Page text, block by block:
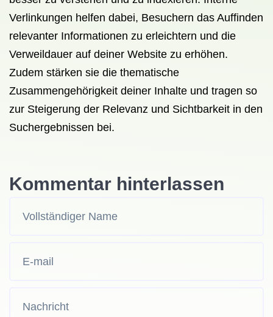
Verlinkungen helfen dabei, Besuchern das Auffinden
relevanter Informationen zu erleichtern und die
Verweildauer auf deiner Website zu erhöhen.
Zudem stärken sie die thematische
Zusammengehörigkeit deiner Inhalte und tragen so
zur Steigerung der Relevanz und Sichtbarkeit in den
Suchergebnissen bei.
Kommentar hinterlassen